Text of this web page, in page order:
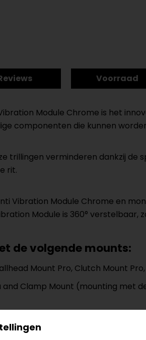
Voorraad
Module Chrome is het
componenten die kunnen
trillingen verminderen dankzij
rit.
Vibration Module Chrome en
Module is 360° verstelbaar,
de volgende mounts:
Mount Pro, Clutch Mount
and Clamp Mount (mounting met